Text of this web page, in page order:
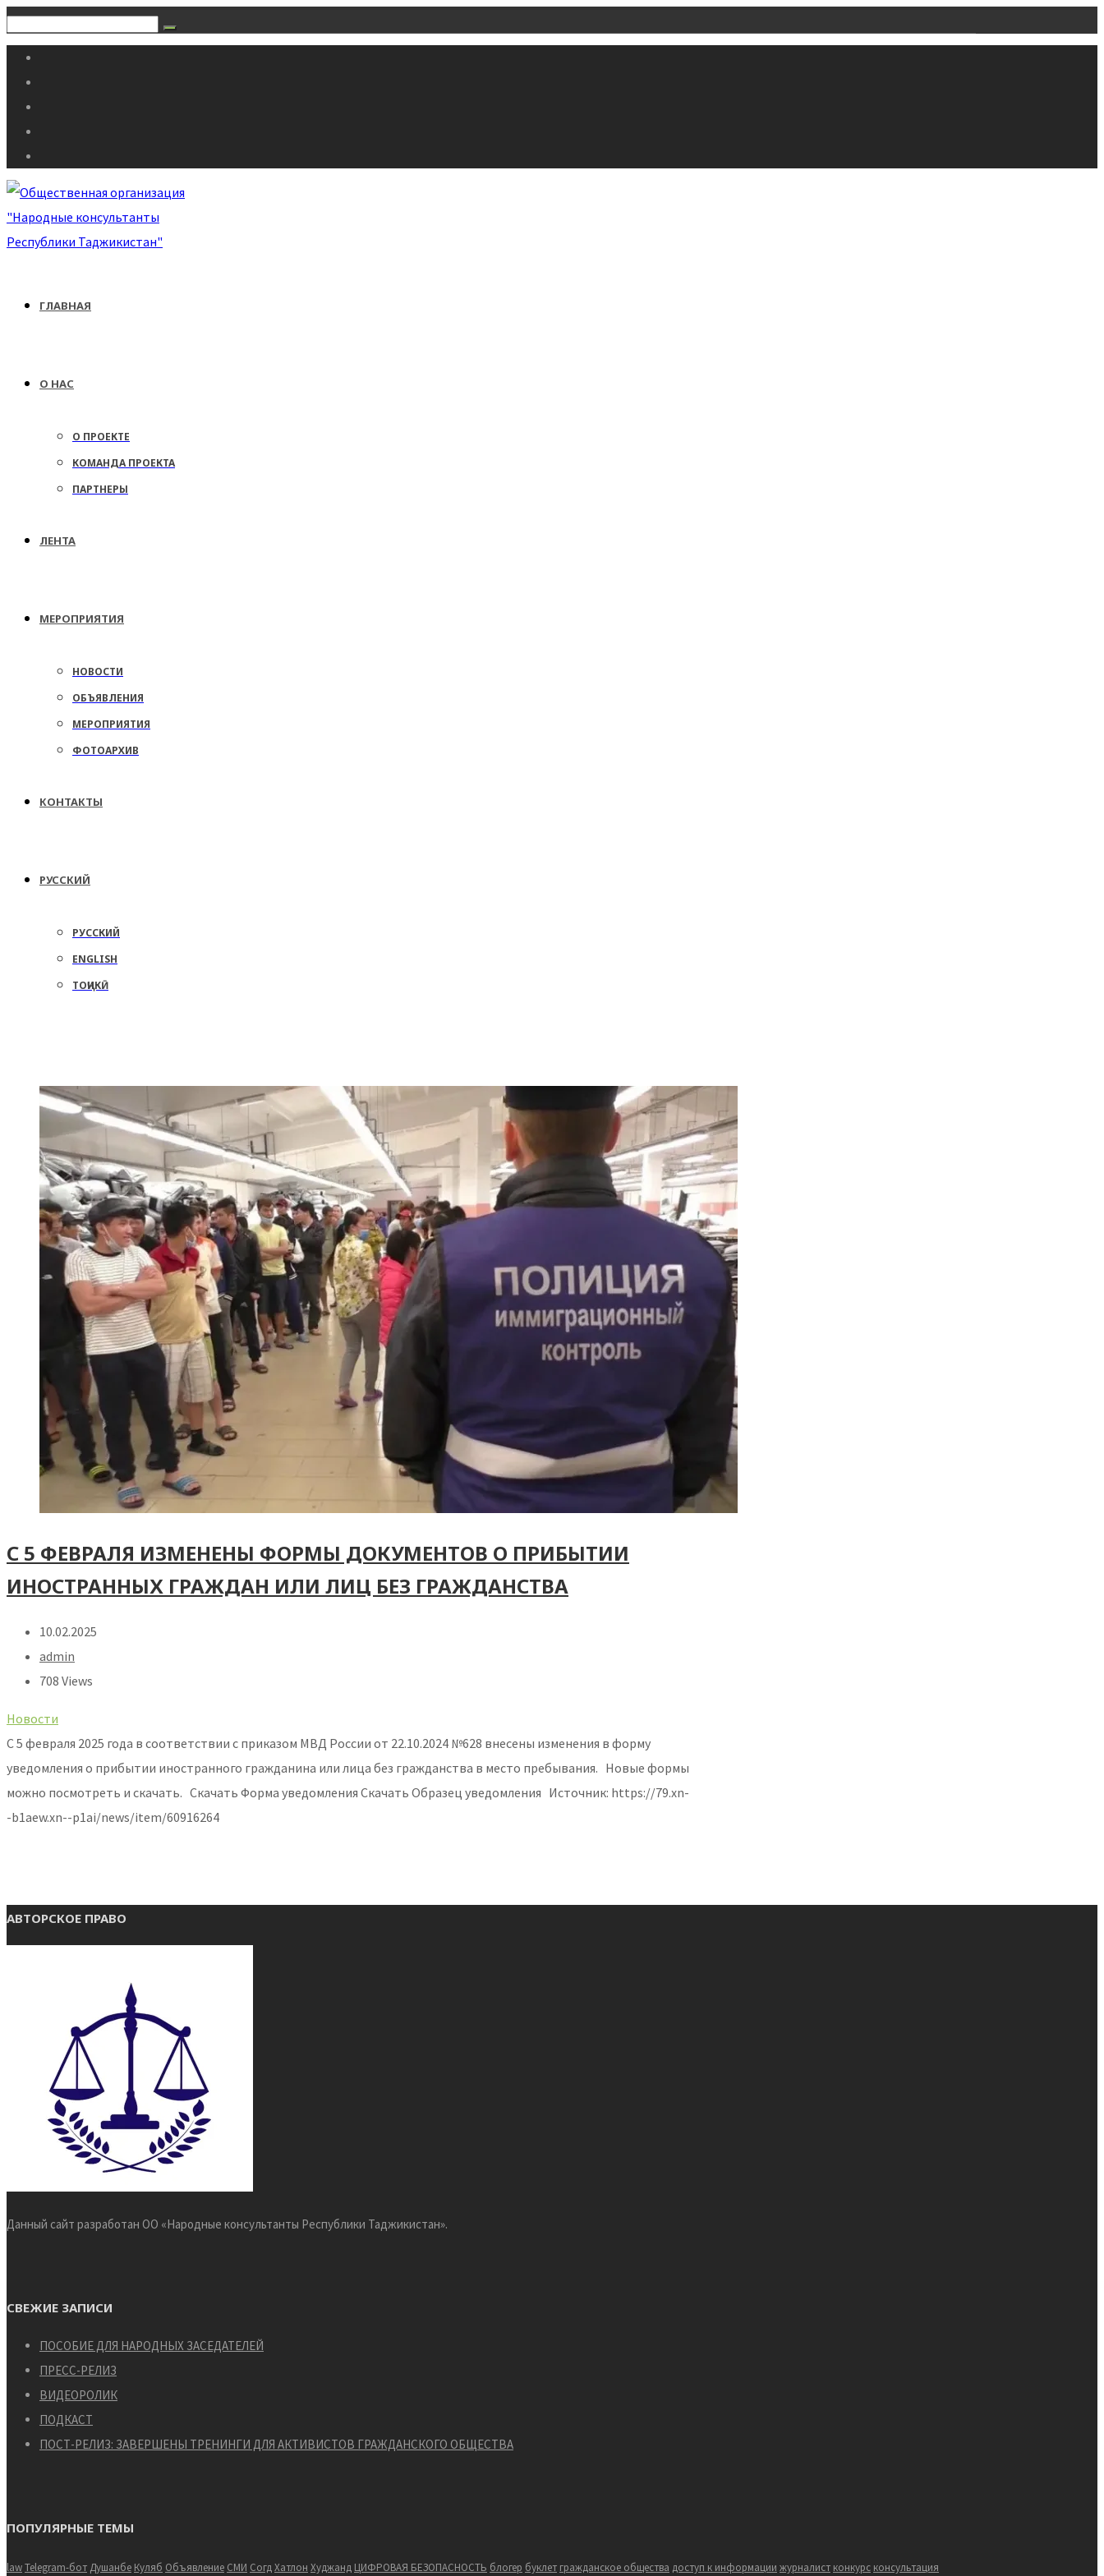
ГЛАВНАЯ
О НАС
О ПРОЕКТЕ
КОМАНДА ПРОЕКТА
ПАРТНЕРЫ
ЛЕНТА
МЕРОПРИЯТИЯ
НОВОСТИ
ОБЪЯВЛЕНИЯ
МЕРОПРИЯТИЯ
ФОТОАРХИВ
КОНТАКТЫ
РУССКИЙ
РУССКИЙ
ENGLISH
ТОҶИКӢ
С 5 ФЕВРАЛЯ ИЗМЕНЕНЫ ФОРМЫ ДОКУМЕНТОВ О ПРИБЫТИИ
ИНОСТРАННЫХ ГРАЖДАН ИЛИ ЛИЦ БЕЗ ГРАЖДАНСТВА
10.02.2025
admin
708 Views
Новости
С 5 февраля 2025 года в соответствии с приказом МВД России от 22.10.2024 №628 внесены изменения в форму
уведомления о прибытии иностранного гражданина или лица без гражданства в место пребывания. Новые формы
можно посмотреть и скачать. Скачать Форма уведомления Скачать Образец уведомления Источник: https://79.xn-
-b1aew.xn--p1ai/news/item/60916264
АВТОРСКОЕ ПРАВО
Данный сайт разработан ОО «Народные консультанты Республики Таджикистан».
СВЕЖИЕ ЗАПИСИ
ПОСОБИЕ ДЛЯ НАРОДНЫХ ЗАСЕДАТЕЛЕЙ
ПРЕСС-РЕЛИЗ
ВИДЕОРОЛИК
ПОДКАСТ
ПОСТ-РЕЛИЗ: ЗАВЕРШЕНЫ ТРЕНИНГИ ДЛЯ АКТИВИСТОВ ГРАЖДАНСКОГО ОБЩЕСТВА
ПОПУЛЯРНЫЕ ТЕМЫ
lawTelegram-бот Душанбе Куляб Объявление СМИ СогдХатлон Худжанд ЦИФРОВАЯ БЕЗОПАСНОСТЬ блогер буклет гражданское общества доступ к информации журналист конкурс консультация